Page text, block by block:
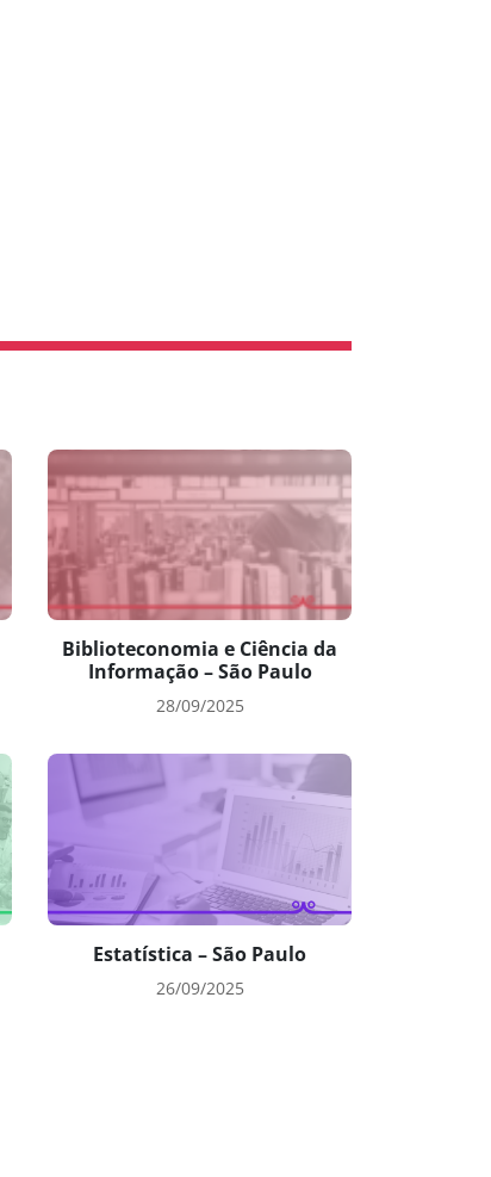
Biblioteconomia e Ciência da
Informação – São Paulo
28/09/2025
Estatística – São Paulo
26/09/2025